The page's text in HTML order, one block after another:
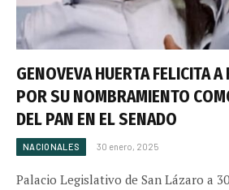
GENOVEVA HUERTA FELICITA
POR SU NOMBRAMIENTO
DEL PAN EN EL SENADO
NACIONALES 30 enero, 2025
Palacio Legislativo de San Lázaro a